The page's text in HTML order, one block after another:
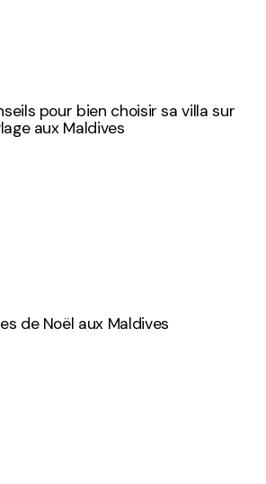
pour bien choisir sa villa sur
aux Maldives
de Noël aux Maldives